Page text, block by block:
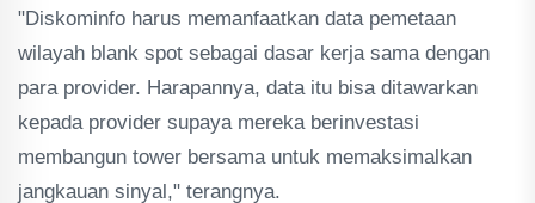
"Diskominfo harus memanfaatkan data pemetaan
wilayah blank spot sebagai dasar kerja sama dengan
para provider. Harapannya, data itu bisa ditawarkan
kepada provider supaya mereka berinvestasi
membangun tower bersama untuk memaksimalkan
jangkauan sinyal," terangnya.